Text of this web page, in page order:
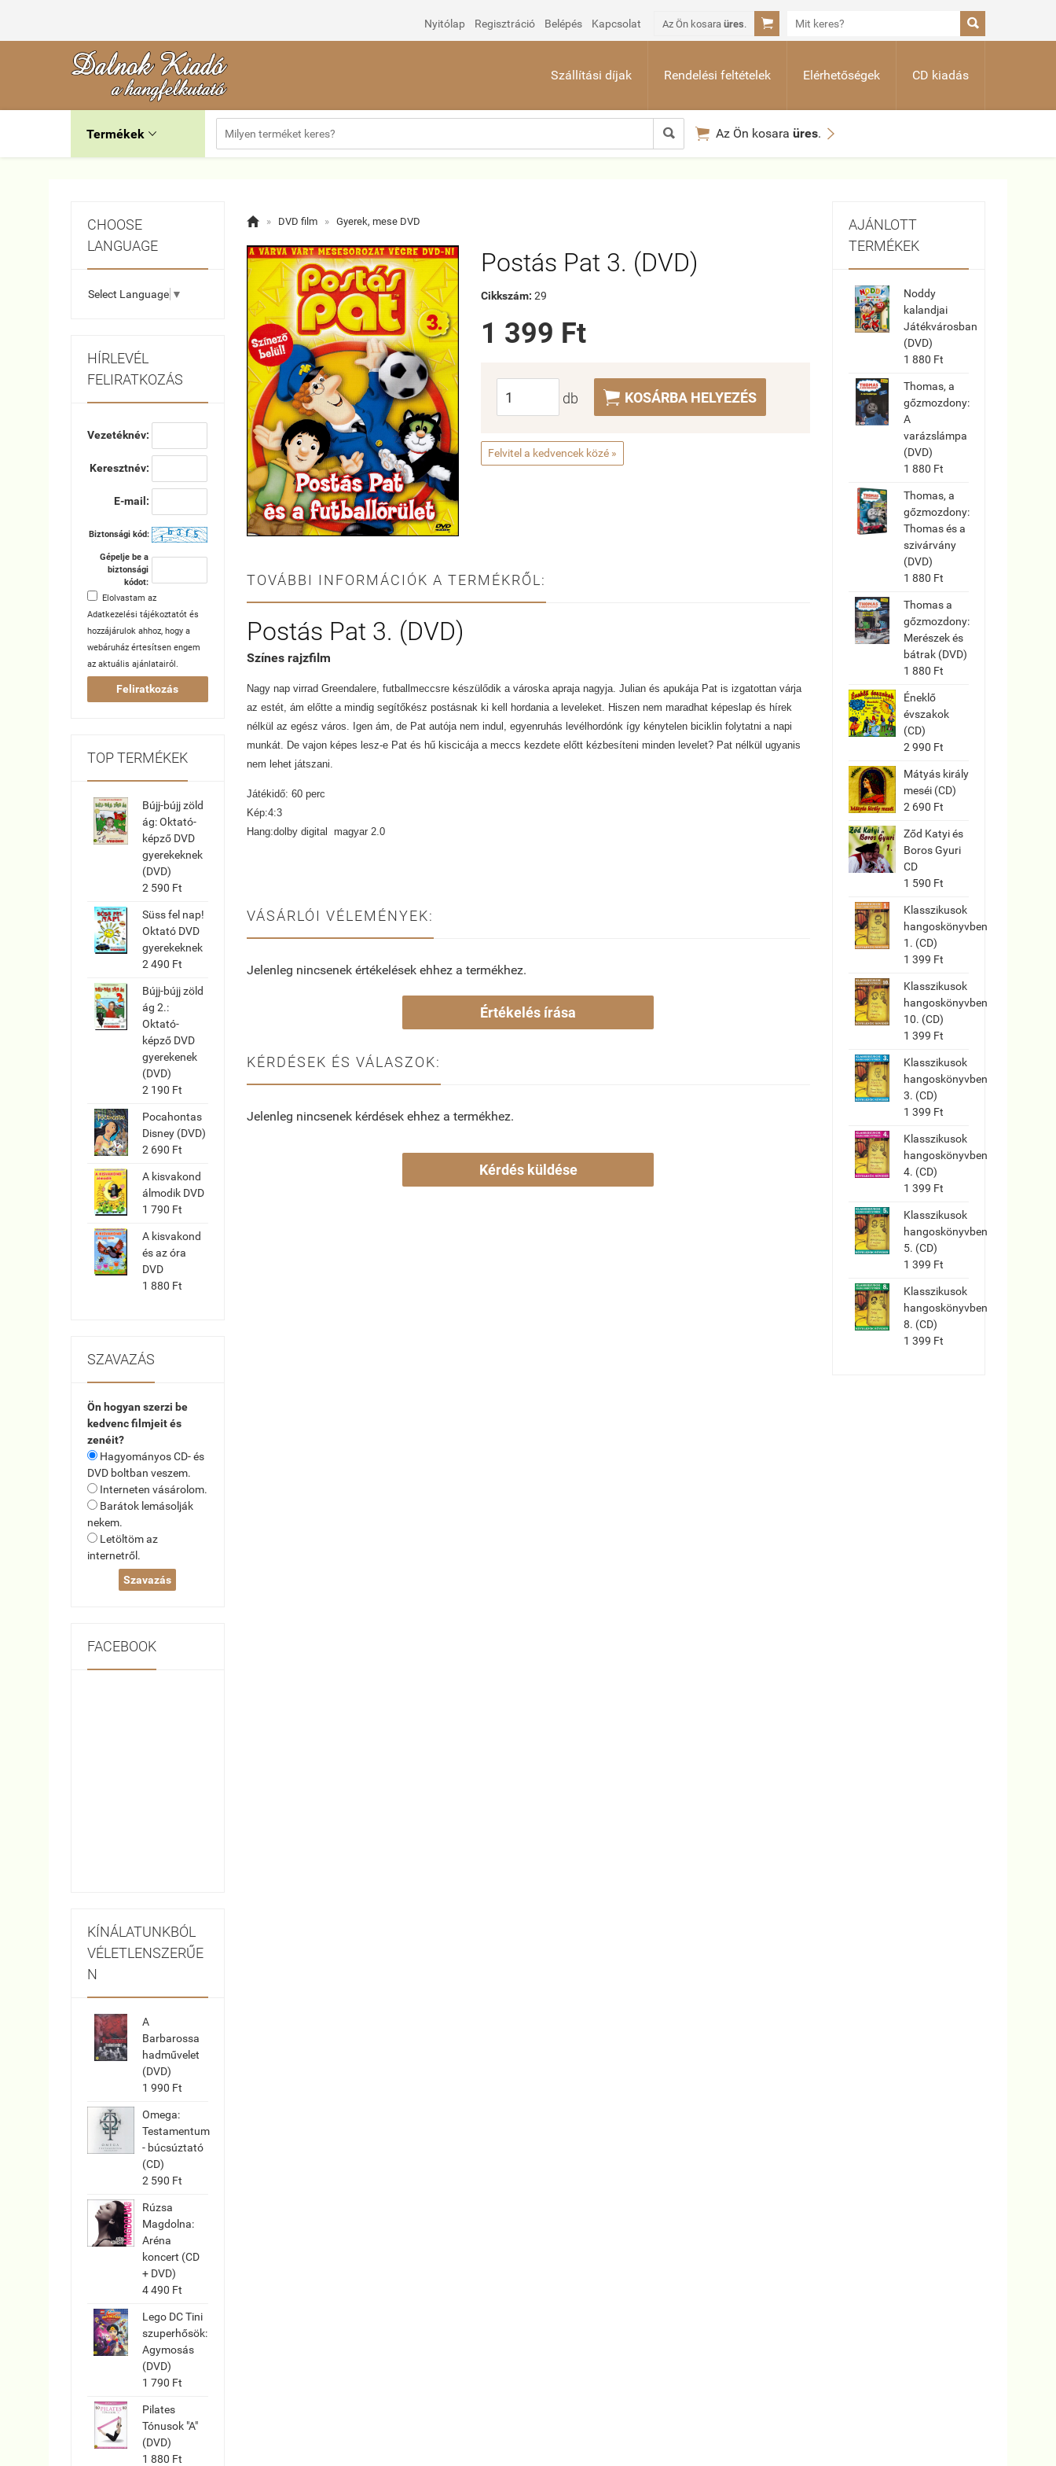
Nyitólap Regisztráció Belépés Kapcsolat Az Ön kosara üres.  
Szállítási díjak Rendelési feltételek Elérhetőségek CD kiadás
Termékek    Az Ön kosara üres. 
CHOOSE
LANGUAGE
Select Language ▼
HÍRLEVÉL
FELIRATKOZÁS
Vezetéknév:
Keresztnév:
E-mail:
Biztonsági kód:
Gépelje be a
biztonsági
kódot:
Elolvastam az
Adatkezelési tájékoztatót és
hozzájárulok ahhoz, hogy a
webáruház értesítsen engem
az aktuális ajánlatairól.
Feliratkozás
TOP TERMÉKEK
Bújj-bújj zöld
ág: Oktató-
képző DVD
gyerekeknek
(DVD)
2 590 Ft
Süss fel nap!
Oktató DVD
gyerekeknek
2 490 Ft
Bújj-bújj zöld
ág 2.:
Oktató-
képző DVD
gyerekenek
(DVD)
2 190 Ft
Pocahontas
Disney (DVD)
2 690 Ft
A kisvakond
álmodik DVD
1 790 Ft
A kisvakond
és az óra
DVD
1 880 Ft
SZAVAZÁS
Ön hogyan szerzi be
kedvenc filmjeit és
zenéit?
Hagyományos CD- és
DVD boltban veszem.
Interneten vásárolom.
Barátok lemásolják
nekem.
Letöltöm az
internetről.
FACEBOOK
KÍNÁLATUNKBÓL
VÉLETLENSZERŰE
N
A
Barbarossa
hadművelet
(DVD)
1 990 Ft
Omega:
Testamentum
- búcsúztató
(CD)
2 590 Ft
Rúzsa
Magdolna:
Aréna
koncert (CD
+ DVD)
4 490 Ft
Lego DC Tini
szuperhősök:
Agymosás
(DVD)
1 790 Ft
Pilates
Tónusok "A"
(DVD)
1 880 Ft
 » DVD film » Gyerek, mese DVD
Postás Pat 3. (DVD)
Cikkszám: 29
1 399 Ft
db  KOSÁRBA HELYEZÉS
Felvitel a kedvencek közé »
TOVÁBBI INFORMÁCIÓK A TERMÉKRŐL:
Postás Pat 3. (DVD)
Színes rajzfilm
Nagy nap virrad Greendalere, futballmeccsre készülődik a városka apraja nagyja. Julian és apukája Pat is izgatottan várja
az estét, ám előtte a mindig segítőkész postásnak ki kell hordania a leveleket. Hiszen nem maradhat képeslap és hírek
nélkül az egész város. Igen ám, de Pat autója nem indul, egyenruhás levélhordónk így kénytelen biciklin folytatni a napi
munkát. De vajon képes lesz-e Pat és hű kiscicája a meccs kezdete előtt kézbesíteni minden levelet? Pat nélkül ugyanis
nem lehet játszani.
Játékidő: 60 perc
Kép:4:3
Hang:dolby digital magyar 2.0
VÁSÁRLÓI VÉLEMÉNYEK:
Jelenleg nincsenek értékelések ehhez a termékhez.
Értékelés írása
KÉRDÉSEK ÉS VÁLASZOK:
Jelenleg nincsenek kérdések ehhez a termékhez.
Kérdés küldése
AJÁNLOTT
TERMÉKEK
Noddy
kalandjai
Játékvárosban
(DVD)
1 880 Ft
Thomas, a
gőzmozdony:
A
varázslámpa
(DVD)
1 880 Ft
Thomas, a
gőzmozdony:
Thomas és a
szivárvány
(DVD)
1 880 Ft
Thomas a
gőzmozdony:
Merészek és
bátrak (DVD)
1 880 Ft
Éneklő
évszakok
(CD)
2 990 Ft
Mátyás király
meséi (CD)
2 690 Ft
Ződ Katyi és
Boros Gyuri
CD
1 590 Ft
Klasszikusok
hangoskönyvben
1. (CD)
1 399 Ft
Klasszikusok
hangoskönyvben
10. (CD)
1 399 Ft
Klasszikusok
hangoskönyvben
3. (CD)
1 399 Ft
Klasszikusok
hangoskönyvben
4. (CD)
1 399 Ft
Klasszikusok
hangoskönyvben
5. (CD)
1 399 Ft
Klasszikusok
hangoskönyvben
8. (CD)
1 399 Ft